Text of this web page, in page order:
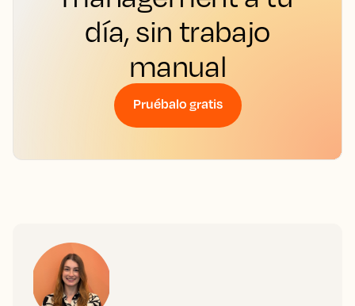
día, sin trabajo
manual
Pruébalo gratis